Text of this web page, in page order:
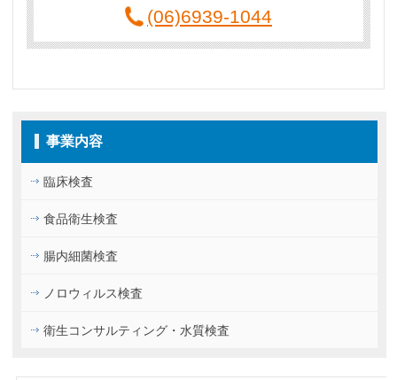
(06)6939-1044
事業内容
臨床検査
食品衛生検査
腸内細菌検査
ノロウィルス検査
衛生コンサルティング・水質検査